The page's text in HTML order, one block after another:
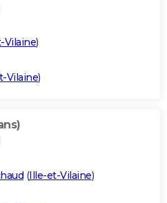
Vilaine)
Vilaine)
(Ille-et-Vilaine)